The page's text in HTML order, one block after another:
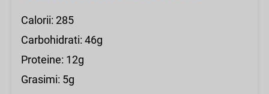
Calorii: 285
Carbohidrati: 46g
Proteine: 12g
Grasimi: 5g